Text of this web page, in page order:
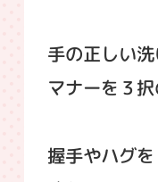
手の正しい
マナーを３
握手やハグ